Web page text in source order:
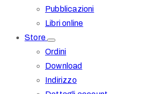
Pubblicazioni
Libri online
Store
Ordini
Download
Indirizzo